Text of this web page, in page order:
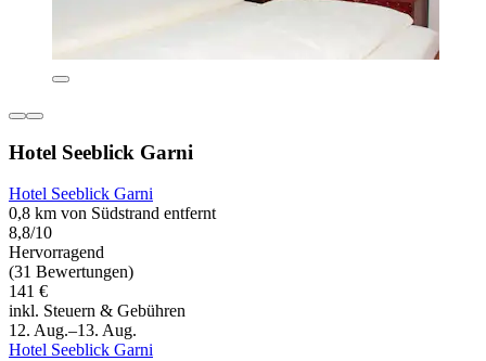
Hotel Seeblick Garni
Hotel Seeblick Garni
0,8 km von Südstrand entfernt
8,8/10
Hervorragend
(31 Bewertungen)
141 €
inkl. Steuern & Gebühren
12. Aug.–13. Aug.
Hotel Seeblick Garni